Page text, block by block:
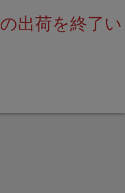
出荷を終了い